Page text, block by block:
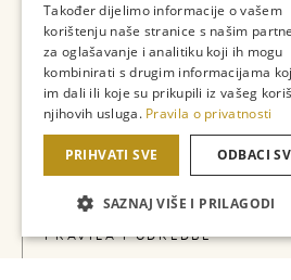
GEMA – jer zaslužujete najbolje!
koja ističe Vaš stil i asesoare koji
možete pronaći upravo u našim
O NAMA
PRAVILA I ODREDBE
Također dijelimo informacije o vašem
korištenju naše stranice s našim
za oglašavanje i analitiku koji ih mogu
kombinirati s drugim informacijama
im dali ili koje su prikupili iz vašeg
njihovih usluga. Pravila o privatnosti
PRIHVATI SVE ODBACI
SAZNAJ VIŠE I PRILAGODI